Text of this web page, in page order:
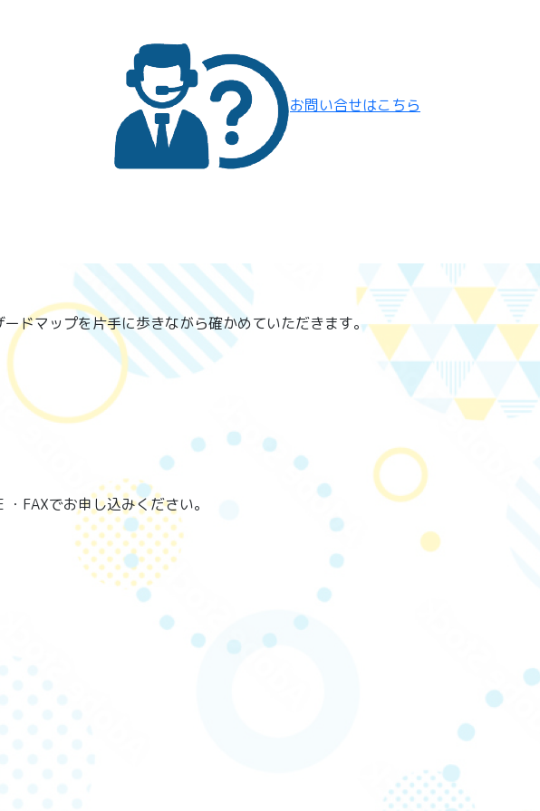
お問い合せはこちら
ドマップを片手に歩きながら確かめていただきます。
FAXでお申し込みください。